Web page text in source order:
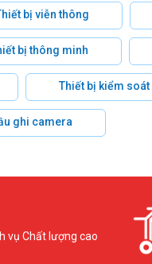
bị viễn thông
bị thông minh
Thiết bị kiểm
ghi camera
vụ Chất lượng cao